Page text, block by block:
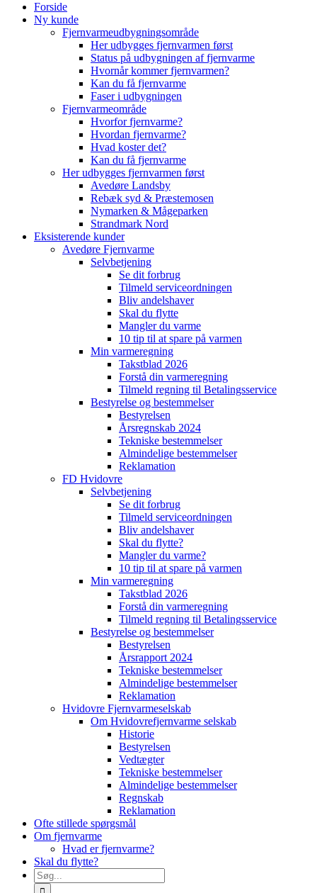
Forside
Ny kunde
Fjernvarmeudbygningsområde
Her udbygges fjernvarmen først
Status på udbygningen af fjernvarme
Hvornår kommer fjernvarmen?
Kan du få fjernvarme
Faser i udbygningen
Fjernvarmeområde
Hvorfor fjernvarme?
Hvordan fjernvarme?
Hvad koster det?
Kan du få fjernvarme
Her udbygges fjernvarmen først
Avedøre Landsby
Rebæk syd & Præstemosen
Nymarken & Mågeparken
Strandmark Nord
Eksisterende kunder
Avedøre Fjernvarme
Selvbetjening
Se dit forbrug
Tilmeld serviceordningen
Bliv andelshaver
Skal du flytte
Mangler du varme
10 tip til at spare på varmen
Min varmeregning
Takstblad 2026
Forstå din varmeregning
Tilmeld regning til Betalingsservice
Bestyrelse og bestemmelser
Bestyrelsen
Årsregnskab 2024
Tekniske bestemmelser
Almindelige bestemmelser
Reklamation
FD Hvidovre
Selvbetjening
Se dit forbrug
Tilmeld serviceordningen
Bliv andelshaver
Skal du flytte?
Mangler du varme?
10 tip til at spare på varmen
Min varmeregning
Takstblad 2026
Forstå din varmeregning
Tilmeld regning til Betalingsservice
Bestyrelse og bestemmelser
Bestyrelsen
Årsrapport 2024
Tekniske bestemmelser
Almindelige bestemmelser
Reklamation
Hvidovre Fjernvarmeselskab
Om Hvidovrefjernvarme selskab
Historie
Bestyrelsen
Vedtægter
Tekniske bestemmelser
Almindelige bestemmelser
Regnskab
Reklamation
Ofte stillede spørgsmål
Om fjernvarme
Hvad er fjernvarme?
Skal du flytte?
Søg
efter: